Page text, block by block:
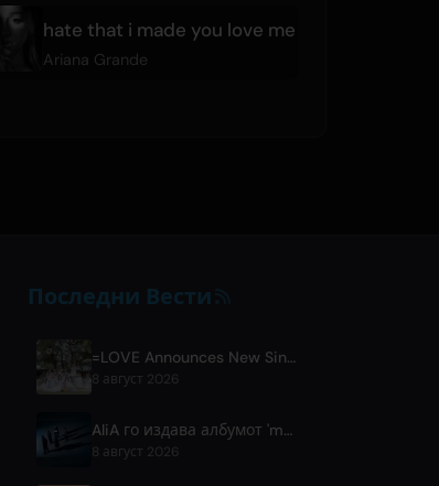
hate that i made you love me
Ariana Grande
Последни Вести
=LOVE Announces New Single 'Koi, Hajimemashita.' and Tokyo Dome Concerts
8 август 2026
AliA го издава албумот 'mate' по паузата и најавува настап во Токио
8 август 2026